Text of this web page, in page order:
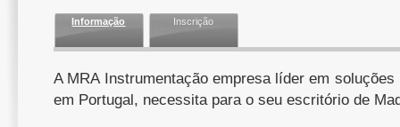
Informação Inscrição
A MRA Instrumentação empresa líder em
em Portugal, necessita para o seu escritório de